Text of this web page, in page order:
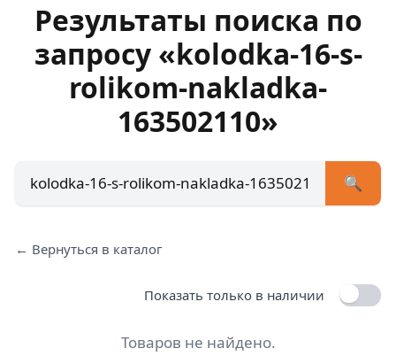
+7 (473) 222-51-33
Результаты поиска по
запросу «kolodka-16-s-
rolikom-nakladka-
163502110»
🔍
← Вернуться в каталог
Показать только в наличии
Товаров не найдено.